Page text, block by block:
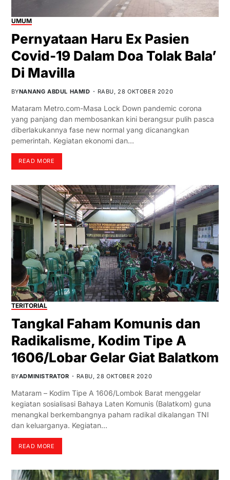
UMUM
Pernyataan Haru Ex Pasien
Covid-19 Dalam Doa Tolak Bala’
Di Mavilla
BYNANANG ABDUL HAMID RABU, 28 OKTOBER 2020
Mataram Metro.com-Masa Lock Down pandemic corona
yang panjang dan membosankan kini berangsur pulih pasca
diberlakukannya fase new normal yang dicanangkan
pemerintah. Kegiatan ekonomi dan…
READ MORE
TERITORIAL
Tangkal Faham Komunis dan
Radikalisme, Kodim Tipe A
1606/Lobar Gelar Giat Balatkom
BYADMINISTRATOR RABU, 28 OKTOBER 2020
Mataram – Kodim Tipe A 1606/Lombok Barat menggelar
kegiatan sosialisasi Bahaya Laten Komunis (Balatkom) guna
menangkal berkembangnya paham radikal dikalangan TNI
dan keluarganya. Kegiatan…
READ MORE